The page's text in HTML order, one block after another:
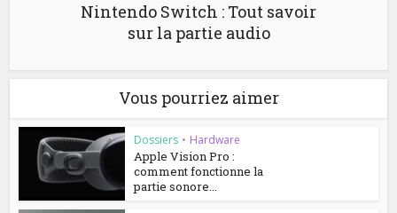
Nintendo Switch : Tout savoir
sur la partie audio
Vous pourriez aimer
Dossiers • Hardware
Apple Vision Pro :
comment fonctionne la
partie sonore...